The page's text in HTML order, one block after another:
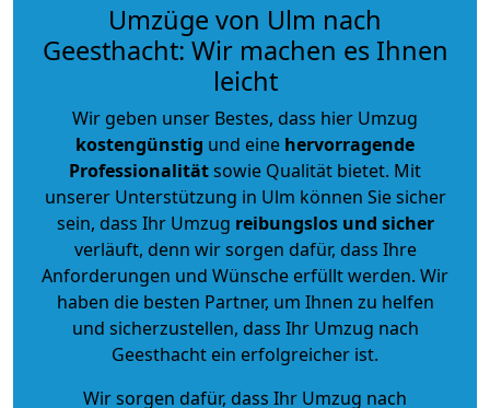
Umzüge von Ulm nach
Geesthacht: Wir machen es Ihnen
leicht
Wir geben unser Bestes, dass hier Umzug
kostengünstig und eine hervorragende
Professionalitätsowie Qualität bietet. Mit
unserer Unterstützung in Ulm können Sie sicher
sein, dass Ihr Umzug reibungslos und sicher
verläuft, denn wir sorgen dafür, dass Ihre
Anforderungen und Wünsche erfüllt werden. Wir
haben die besten Partner, um Ihnen zu helfen
und sicherzustellen, dass Ihr Umzug nach
Geesthacht ein erfolgreicher ist.
Wir sorgen dafür, dass Ihr Umzug nach